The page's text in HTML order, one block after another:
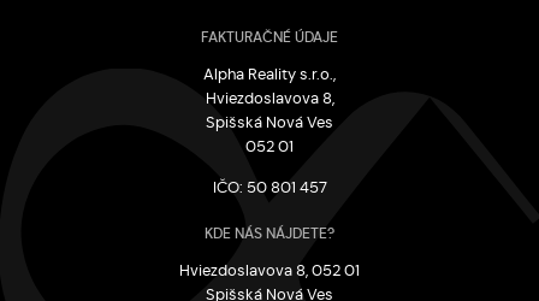
FAKTURAČNÉ ÚDAJE
Alpha Reality s.r.o.,
Hviezdoslavova 8,
Spišská Nová Ves
052 01
IČO: 50 801 457
KDE NÁS NÁJDETE?
Hviezdoslavova 8, 052 01
Spišská Nová Ves